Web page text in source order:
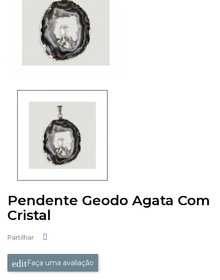
Pendente Geodo Agata Com
Cristal
Partilhar
Faça uma avaliação